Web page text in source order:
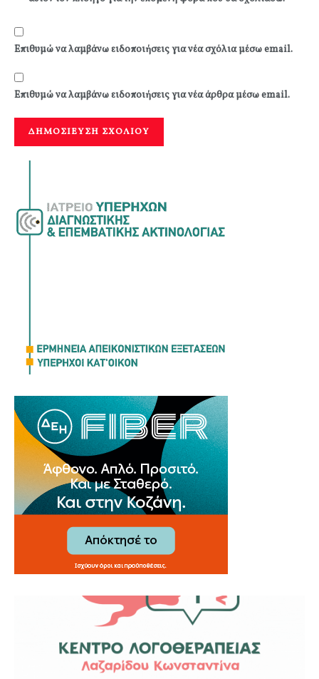
Επιθυμώ να λαμβάνω ειδοποιήσεις για νέα σχόλια μέσω email.
Επιθυμώ να λαμβάνω ειδοποιήσεις για νέα άρθρα μέσω email.